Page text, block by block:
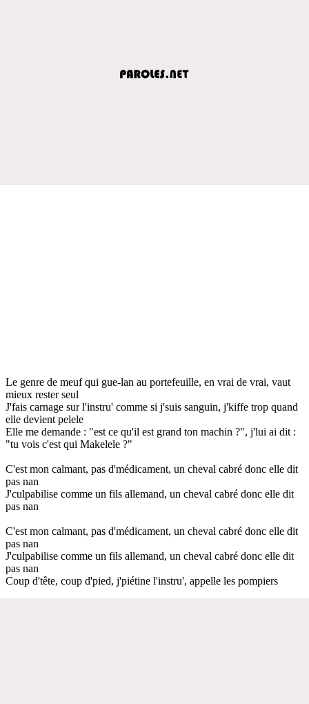
Le genre de meuf qui gue-lan au portefeuille, en vrai de vrai, vaut
mieux rester seul
J'fais carnage sur l'instru' comme si j'suis sanguin, j'kiffe trop quand
elle devient pelele
Elle me demande : "est ce qu'il est grand ton machin ?", j'lui ai dit :
"tu vois c'est qui Makelele ?"
C'est mon calmant, pas d'médicament, un cheval cabré donc elle dit
pas nan
J'culpabilise comme un fils allemand, un cheval cabré donc elle dit
pas nan
C'est mon calmant, pas d'médicament, un cheval cabré donc elle dit
pas nan
J'culpabilise comme un fils allemand, un cheval cabré donc elle dit
pas nan
Coup d'tête, coup d'pied, j'piétine l'instru', appelle les pompiers